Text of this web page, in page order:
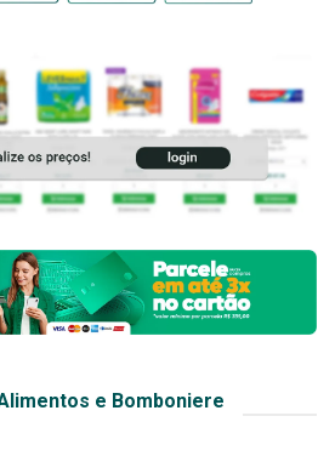
e Bomboniere